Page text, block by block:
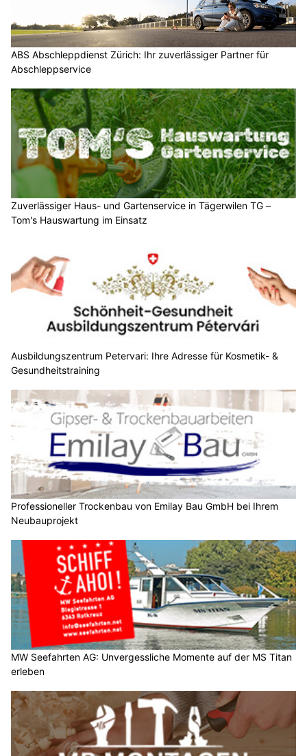
ABS Abschleppdienst Zürich: Ihr zuverlässiger Partner für
Abschleppservice
Zuverlässiger Haus- und Gartenservice in Tägerwilen TG –
Tom's Hauswartung im Einsatz
Ausbildungszentrum Petervari: Ihre Adresse für Kosmetik- &
Gesundheitstraining
Professioneller Trockenbau von Emilay Bau GmbH bei Ihrem
Neubauprojekt
MW Seefahrten AG: Unvergessliche Momente auf der MS Titan
erleben